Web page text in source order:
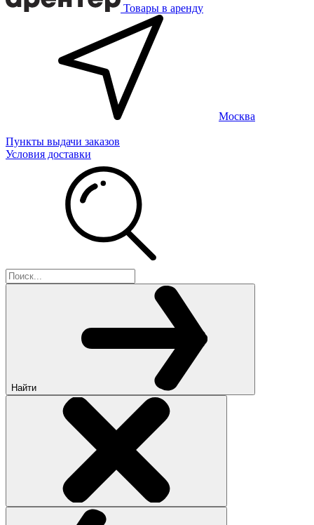
Товары в аренду
Москва
Пункты выдачи заказов
Условия доставки
Найти